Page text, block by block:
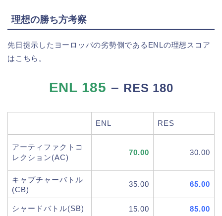
理想の勝ち方考察
先日提示したヨーロッパの劣勢側であるENLの理想スコア
はこちら。
ENL 185 – RES 180
ENL RES
アーティファクトコ
レクション(AC)
70.00 30.00
キャプチャーバトル
(CB)
35.00 65.00
シャードバトル(SB) 15.00 85.00